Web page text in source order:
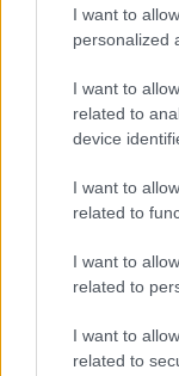
I want to
personalized
I want to
related to
device
I want to
related to
I want to
related to
I want to
related to
Népszerű